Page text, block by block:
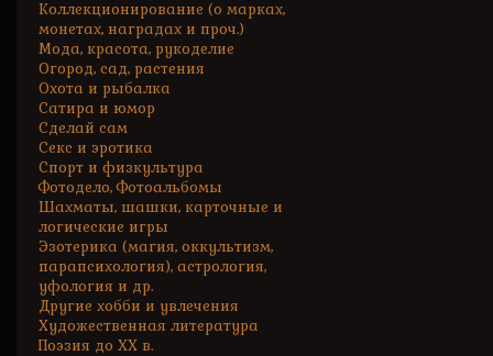
Коллекционирование (о марках,
монетах, наградах и проч.)
Мода, красота, рукоделие
Огород, сад, растения
Охота и рыбалка
Сатира и юмор
Сделай сам
Секс и эротика
Спорт и физкультура
Фотодело, Фотоальбомы
Шахматы, шашки, карточные и
логические игры
Эзотерика (магия, оккультизм,
парапсихология), астрология,
уфология и др.
Другие хобби и увлечения
Художественная литература
Поэзия до XX в.